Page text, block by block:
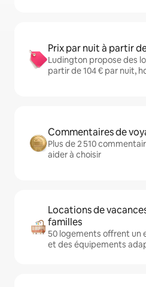
Prix par nuit à partir
Ludington propose des
partir de 104 € par nuit,
Commentaires de
Plus de 2 510
aider à choisir
Locations de
familles
50 logements offrent un
et des équipements